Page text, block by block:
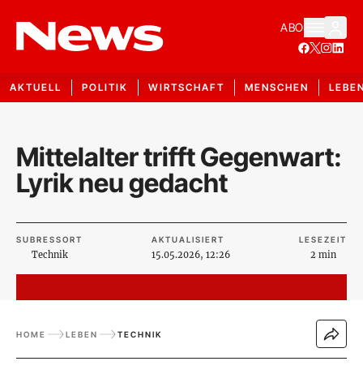
ABO
AKTUELL POLITIK WIRTSCHAFT MENSCHEN
Mittelalter trifft Gegenwart:
Lyrik neu gedacht
SUBRESSORT
Technik
AKTUALISIERT
15.05.2026, 12:26
LESEZEIT
2 min
HOME LEBEN TECHNIK